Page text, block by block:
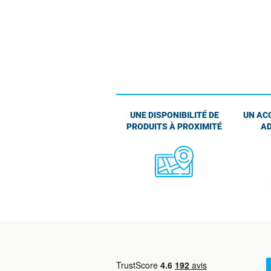
UNE DISPONIBILITÉ DE
PRODUITS À PROXIMITÉ
UN